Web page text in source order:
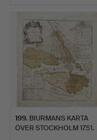
199. BIURMANS KARTA
ÖVER STOCKHOLM 1751.